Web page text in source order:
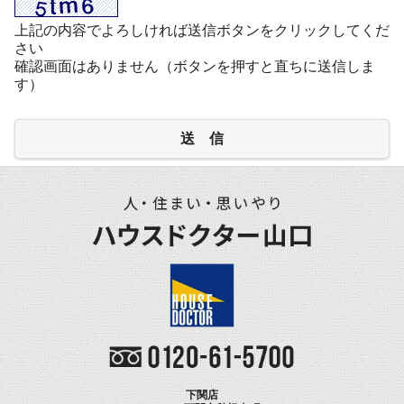
上記の内容でよろしければ送信ボタンをクリックしてくだ
さい
確認画面はありません（ボタンを押すと直ちに送信しま
す）
送 信
下関店